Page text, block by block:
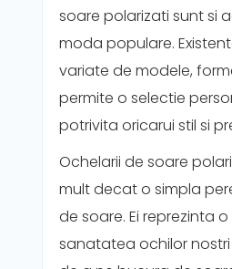
soare polarizati sunt si
moda populare.
variate de modele,
permite o selectie
potrivita oricarui stil si
Ochelarii de soare
mult decat o simpla
de soare. Ei reprezinta
sanatatea ochilor